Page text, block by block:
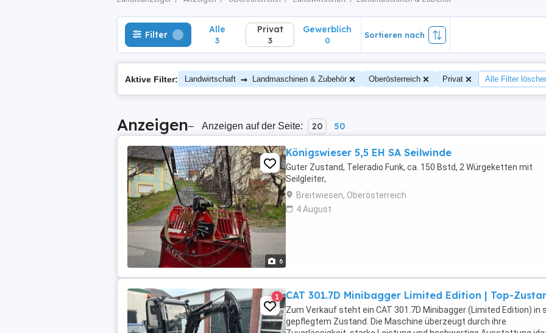
Filter Alle
3
Privat
3
Gewerblich
0
Sortieren nach
Aktive Filter: Landwirtschaft → Landmaschinen & Zubehör Oberösterreich Privat Alle Filter
Anzeigen– Anzeigen auf der Seite: 20 50
6
Königswieser 5,5 EH SA Seilwinde
Guter Zustand, Teleradio Funk, ca. 150 Bstd, 2 Würgeketten mit
Seilgleiter,
Breitwiesen, Oberösterreich
4 August
1 CAT 301.7D Minibagger Limited Edition | Top-
Zum Verkauf steht ein CAT 301.7D Minibagger (Limited Edition) in
gepflegtem Zustand. Die Maschine überzeugt durch ihre